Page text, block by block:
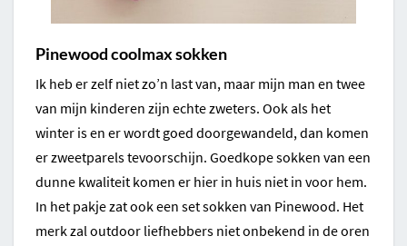
Pinewood coolmax sokken
Ik heb er zelf niet zo’n last van, maar mijn man en twee
van mijn kinderen zijn echte zweters. Ook als het
winter is en er wordt goed doorgewandeld, dan komen
er zweetparels tevoorschijn. Goedkope sokken van een
dunne kwaliteit komen er hier in huis niet in voor hem.
In het pakje zat ook een set sokken van Pinewood. Het
merk zal outdoor liefhebbers niet onbekend in de oren